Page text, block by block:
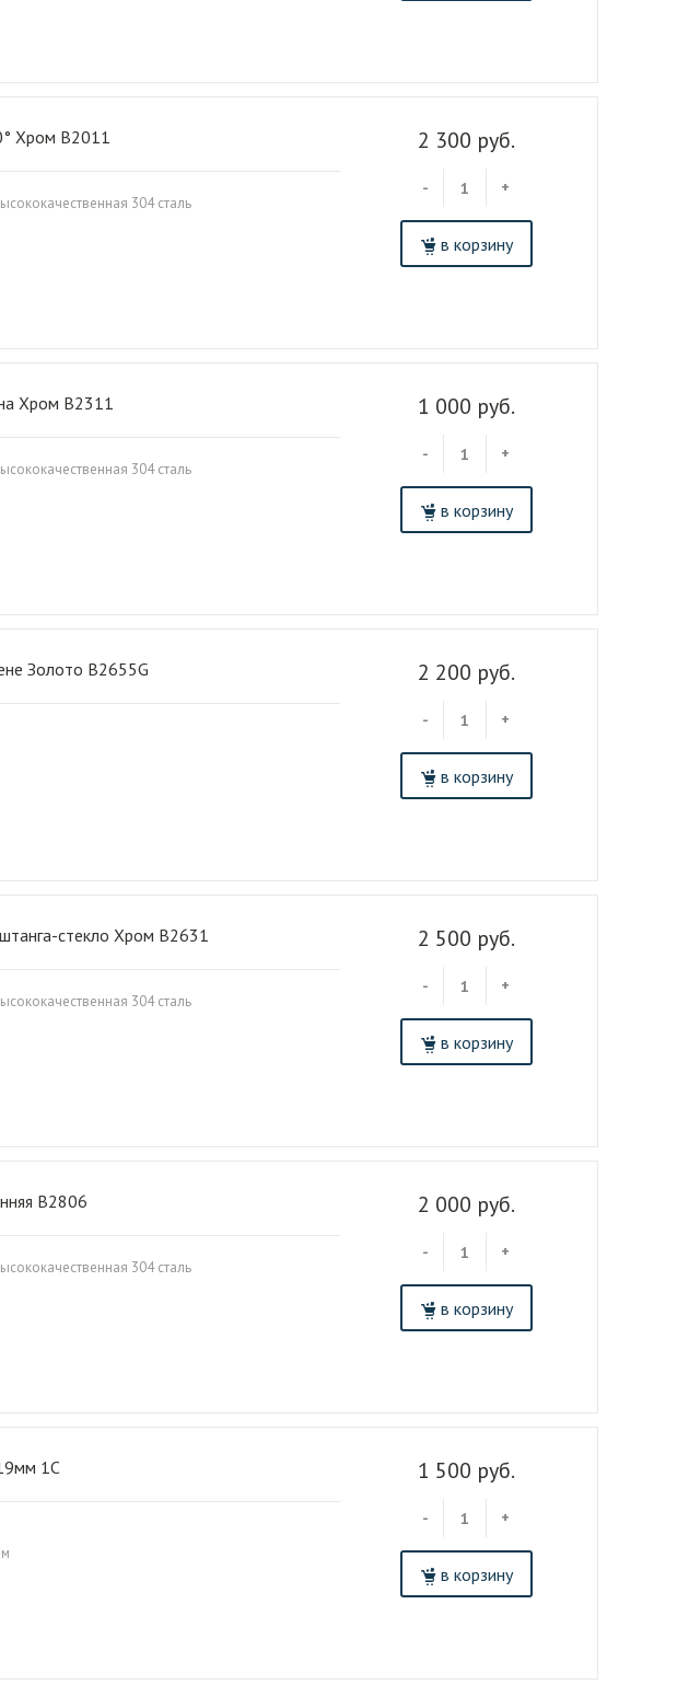
2 300 руб.
- +
в корзину
Хром B2011
304 сталь
1 000 руб.
- +
в корзину
Хром B2311
304 сталь
2 200 руб.
- +
в корзину
Золото B2655G
2 500 руб.
- +
в корзину
стекло Хром B2631
304 сталь
2 000 руб.
- +
в корзину
B2806
304 сталь
1 500 руб.
- +
в корзину
1С